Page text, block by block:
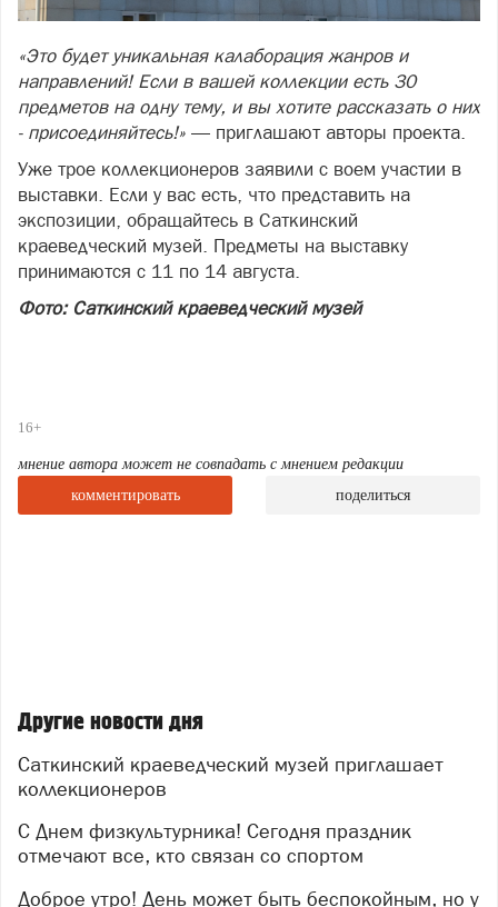
«Это будет уникальная калаборация жанров и
направлений! Если в вашей коллекции есть 30
предметов на одну тему, и вы хотите рассказать о них
- присоединяйтесь!» — приглашают авторы проекта.
Уже трое коллекционеров заявили с воем участии в
выставки. Если у вас есть, что представить на
экспозиции, обращайтесь в Саткинский
краеведческий музей. Предметы на выставку
принимаются с 11 по 14 августа.
Фото: Саткинский краеведческий музей
16+
мнение автора может не совпадать с мнением редакции
комментировать
поделиться
Другие новости дня
Саткинский краеведческий музей приглашает
коллекционеров
С Днем физкультурника! Сегодня праздник
отмечают все, кто связан со спортом
Доброе утро! День может быть беспокойным, но у